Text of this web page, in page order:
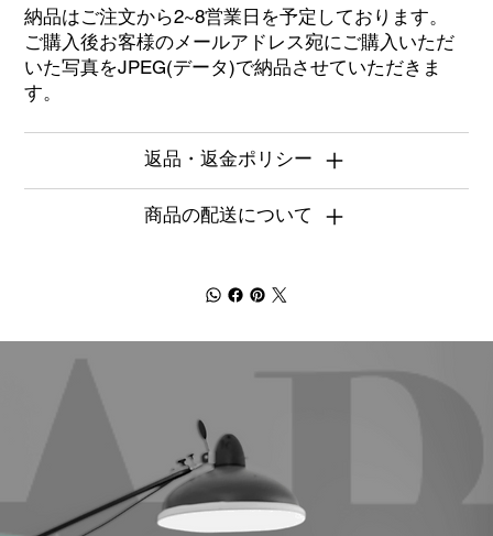
納品はご注文から2~8営業日を予定しております。
ご購入後お客様のメールアドレス宛にご購入いただ
いた写真をJPEG(データ)で納品させていただきま
す。
返品・返金ポリシー
商品の配送について